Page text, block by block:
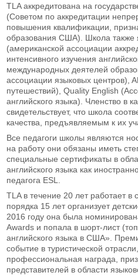
TLA аккредитована на
(Советом по аккредитации
повышения квалификации,
образования США). Школа также
(американской ассоциации
интенсивного изучения
международных деятелей
ассоциации языковых центров),
путешествий), Quality English
английского языка). Членство в
свидетельствует, что школа
качества, предъявляемым к их
Все педагоги школы являются
на работу они обязаны иметь
специальные сертификаты в
английского языка как
педагога ESL.
TLA в течение 20 лет работает в
порядка 15 лет организует
2016 году она была
Awards и попала в шорт-лист
английского языка в США».
событие в туристической
профессиональная награда,
представителей в области